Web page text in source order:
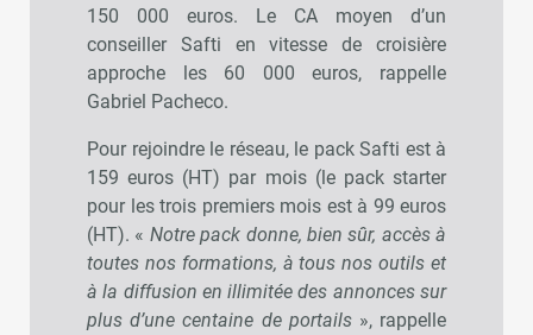
150 000 euros. Le CA moyen d’un
conseiller Safti en vitesse de croisière
approche les 60 000 euros, rappelle
Gabriel Pacheco.
Pour rejoindre le réseau, le pack Safti est à
159 euros (HT) par mois (le pack starter
pour les trois premiers mois est à 99 euros
(HT). « Notre pack donne, bien sûr, accès à
toutes nos formations, à tous nos outils et
à la diffusion en illimitée des annonces sur
plus d’une centaine de portails», rappelle